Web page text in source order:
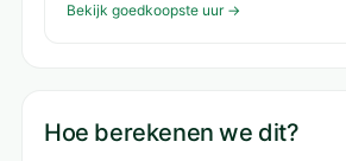
Bekijk goedkoopste uur →
Hoe berekenen we dit?